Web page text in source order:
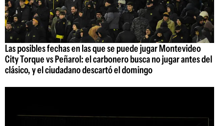
Las posibles fechas en las que se puede jugar Montevideo
City Torque vs Peñarol: el carbonero busca no jugar antes del
clásico, y el ciudadano descartó el domingo